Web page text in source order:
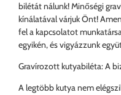
bilétát nálunk! Minőségi
kínálatával várjuk Önt!
fel a kapcsolatot
egyikén, és vigyázzunk
Gravírozott kutyabiléta: A
A legtöbb kutya nem